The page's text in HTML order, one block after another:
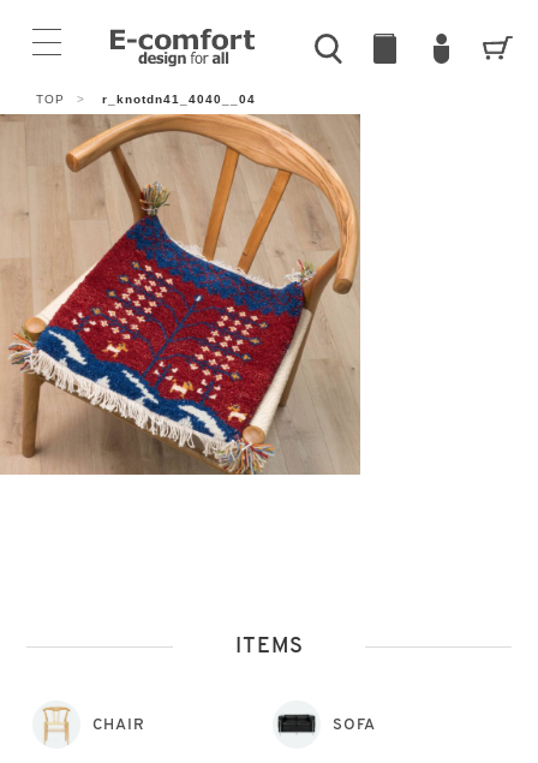
TOP > r_knotdn41_4040__04
ITEMS
CHAIR SOFA